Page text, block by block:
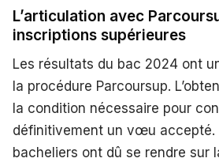
L’articulation avec
inscriptions supérieures
Les résultats du bac 2024 ont
la procédure Parcoursup.
la condition nécessaire pour
définitivement un vœu accepté.
bacheliers ont dû se rendre sur